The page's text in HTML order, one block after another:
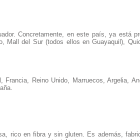
Concretamente, en este país, ya está
del Sur (todos ellos en Guayaquil),
Reino Unido, Marruecos, Argelia,
rico en fibra y sin gluten. Es además,